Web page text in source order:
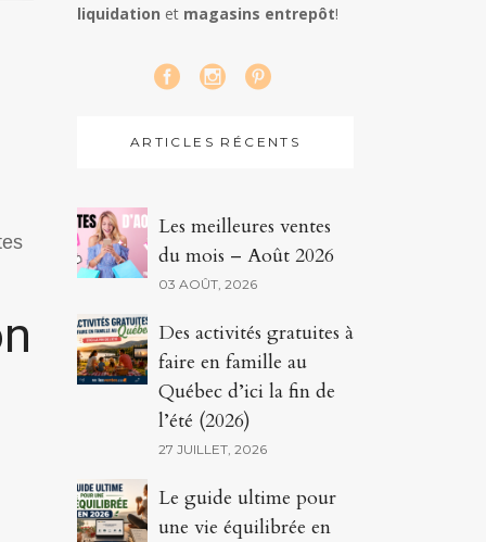
liquidation et magasins entrepôt!
ARTICLES RÉCENTS
Les meilleures ventes
du mois – Août 2026
03 AOÛT, 2026
Des activités gratuites à
faire en famille au
Québec d’ici la fin de
l’été (2026)
27 JUILLET, 2026
Le guide ultime pour
une vie équilibrée en